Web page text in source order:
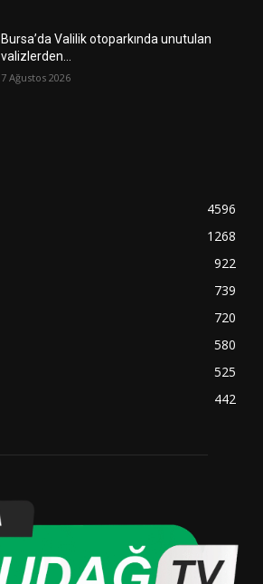
Bursa’da Valilik otoparkında unutulan
valizlerden…
7 Ağustos 2026
4596
1268
922
739
720
580
525
442